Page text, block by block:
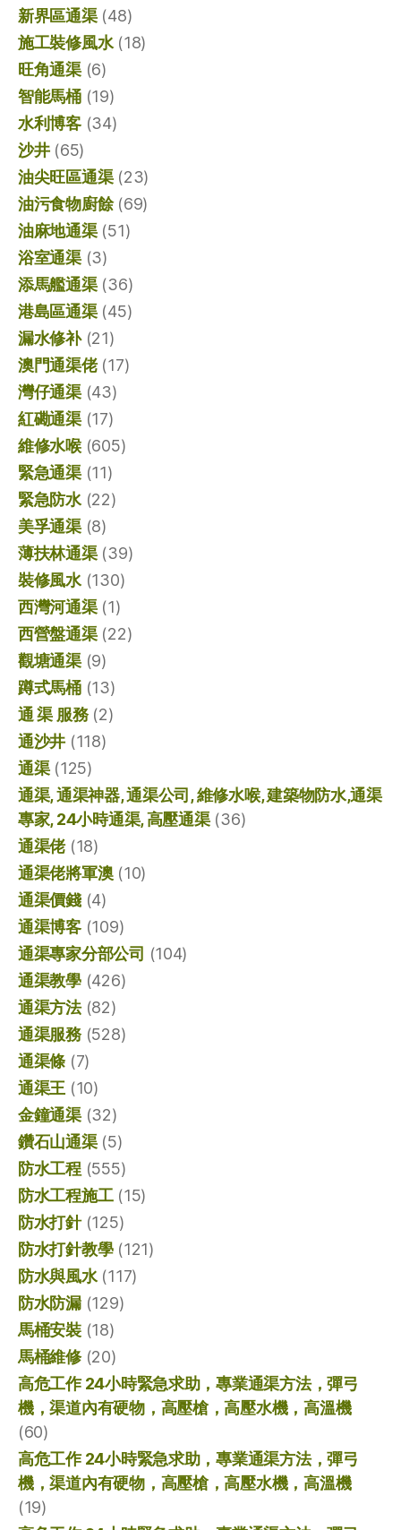
新界區通渠(48)
施工裝修風水(18)
旺角通渠(6)
智能馬桶(19)
水利博客(34)
沙井(65)
油尖旺區通渠(23)
油污食物廚餘(69)
油麻地通渠(51)
浴室通渠(3)
添馬艦通渠(36)
港島區通渠(45)
漏水修补(21)
澳門通渠佬(17)
灣仔通渠(43)
紅磡通渠(17)
維修水喉(605)
緊急通渠(11)
緊急防水(22)
美孚通渠(8)
薄扶林通渠(39)
裝修風水(130)
西灣河通渠(1)
西營盤通渠(22)
觀塘通渠(9)
蹲式馬桶(13)
通 渠 服務(2)
通沙井 (118)
通渠(125)
通渠, 通渠神器, 通渠公司, 維修水喉, 建築物防水,通渠
專家, 24小時通渠, 高壓通渠(36)
通渠佬(18)
通渠佬將軍澳(10)
通渠價錢(4)
通渠博客(109)
通渠專家分部公司 (104)
通渠教學(426)
通渠方法(82)
通渠服務(528)
通渠條 (7)
通渠王 (10)
金鐘通渠(32)
鑽石山通渠(5)
防水工程(555)
防水工程施工(15)
防水打針(125)
防水打針教學(121)
防水與風水(117)
防水防漏(129)
馬桶安裝(18)
馬桶維修(20)
高危工作 24小時緊急求助，專業通渠方法，彈弓
機，渠道內有硬物，高壓槍，高壓水機，高溫機
(60)
高危工作 24小時緊急求助，專業通渠方法，彈弓
機，渠道內有硬物，高壓槍，高壓水機，高溫機
(19)